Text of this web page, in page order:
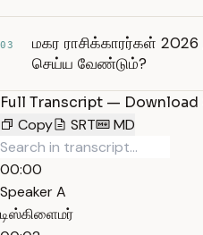
03
மகர ராசிக்காரர்கள்
செய்ய வேண்டும்?
Full Transcript — Download
Copy
SRT MD
00:00
Speaker A
டிஸ்கிளைமர்